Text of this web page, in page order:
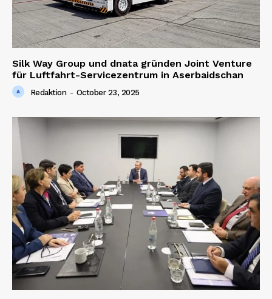
Silk Way Group und dnata gründen Joint Venture
für Luftfahrt-Servicezentrum in Aserbaidschan
Redaktion - October 23, 2025